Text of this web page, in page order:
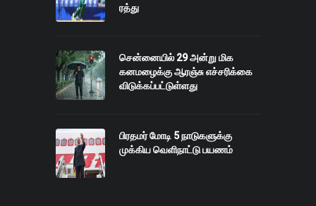
ரத்து
சென்னையில் 29 அன்று மிக
கனமழைக்கு ஆரஞ்சு எச்சரிக்கை
விடுக்கப்பட்டுள்ளது
பிரதமர் மோடி 5 நாடுகளுக்கு
முக்கிய வெளிநாட்டு பயணம்